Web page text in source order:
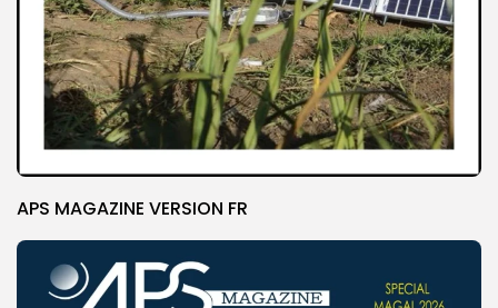
APS MAGAZINE VERSION FR